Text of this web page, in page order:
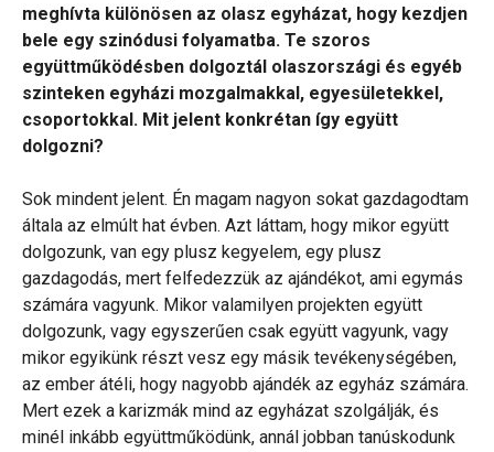
meghívta különösen az olasz egyházat, hogy kezdjen
bele egy szinódusi folyamatba. Te szoros
együttműködésben dolgoztál olaszországi és egyéb
szinteken egyházi mozgalmakkal, egyesületekkel,
csoportokkal. Mit jelent konkrétan így együtt
dolgozni?
Sok mindent jelent. Én magam nagyon sokat gazdagodtam
általa az elmúlt hat évben. Azt láttam, hogy mikor együtt
dolgozunk, van egy plusz kegyelem, egy plusz
gazdagodás, mert felfedezzük az ajándékot, ami egymás
számára vagyunk. Mikor valamilyen projekten együtt
dolgozunk, vagy egyszerűen csak együtt vagyunk, vagy
mikor egyikünk részt vesz egy másik tevékenységében,
az ember átéli, hogy nagyobb ajándék az egyház számára.
Mert ezek a karizmák mind az egyházat szolgálják, és
minél inkább együttműködünk, annál jobban tanúskodunk